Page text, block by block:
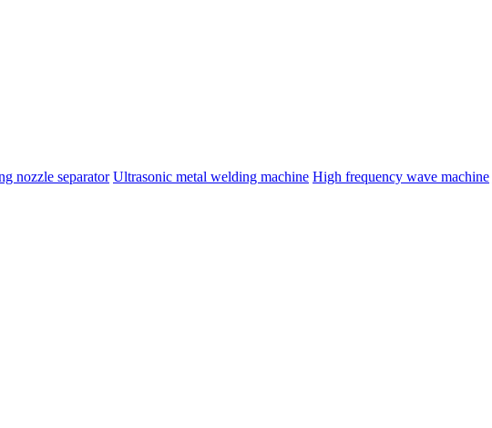
nozzle separator Ultrasonic metal welding machine High frequency wave machine